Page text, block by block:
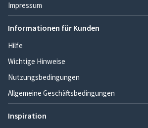
Impressum
Informationen für Kunden
Hilfe
Wichtige Hinweise
Nutzungsbedingungen
Allgemeine Geschäftsbedingungen
Inspiration